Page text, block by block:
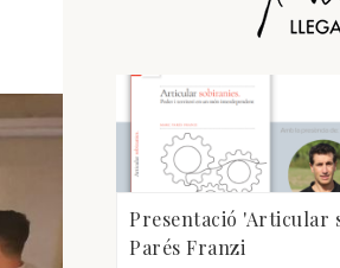
Presentació 'Articular
Parés Franzi